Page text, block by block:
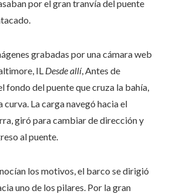
por el gran tranvía del puente
grabadas por una cámara web
IL Desde allí, Antes de
fondo del puente que cruza la bahía,
La carga navegó hacia el
giró para cambiar de dirección y
al puente.
los motivos, el barco se dirigió
uno de los pilares. Por la gran